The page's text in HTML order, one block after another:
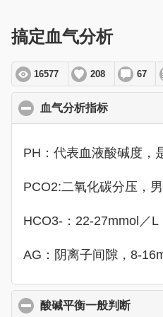
搞定血气分析
16577 208 67
血气分析指标
PH：代表血液酸碱度，
PCO2:二氧化碳分压，
HCO3-：22-27mmol／L
AG：阴离子间隙，8-
酸碱平衡一般判断